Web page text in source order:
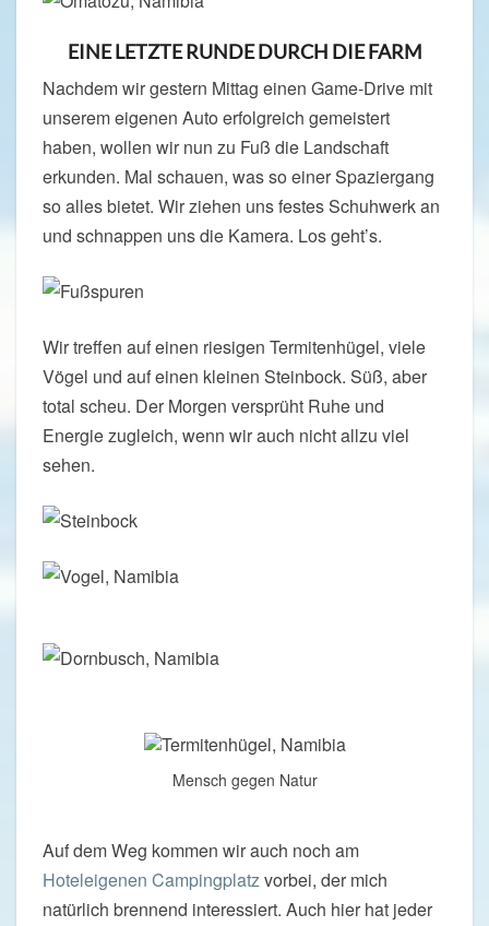
EINE LETZTE RUNDE DURCH DIE FARM
Nachdem wir gestern Mittag einen Game-Drive mit
unserem eigenen Auto erfolgreich gemeistert
haben, wollen wir nun zu Fuß die Landschaft
erkunden. Mal schauen, was so einer Spaziergang
so alles bietet. Wir ziehen uns festes Schuhwerk an
und schnappen uns die Kamera. Los geht’s.
Wir treffen auf einen riesigen Termitenhügel, viele
Vögel und auf einen kleinen Steinbock. Süß, aber
total scheu. Der Morgen versprüht Ruhe und
Energie zugleich, wenn wir auch nicht allzu viel
sehen.
Mensch gegen Natur
Auf dem Weg kommen wir auch noch am
Hoteleigenen Campingplatzvorbei, der mich
natürlich brennend interessiert. Auch hier hat jeder